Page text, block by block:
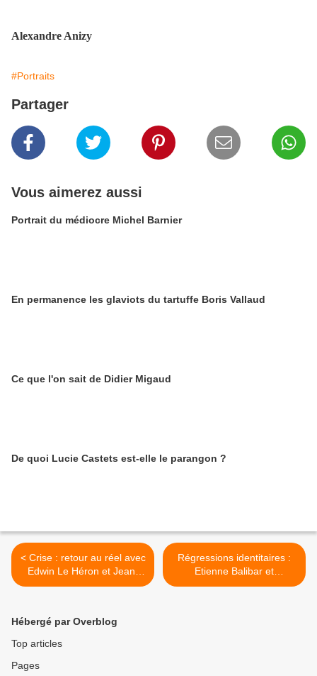
Alexandre Anizy
#Portraits
Partager
Vous aimerez aussi
Portrait du médiocre Michel Barnier
En permanence les glaviots du tartuffe Boris Vallaud
Ce que l'on sait de Didier Migaud
De quoi Lucie Castets est-elle le parangon ?
< Crise : retour au réel avec
Edwin Le Héron et Jean-
Paul Fitoussi
Régressions identitaires :
Etienne Balibar et
Emmanuel Todd >
Hébergé par Overblog
Top articles
Pages